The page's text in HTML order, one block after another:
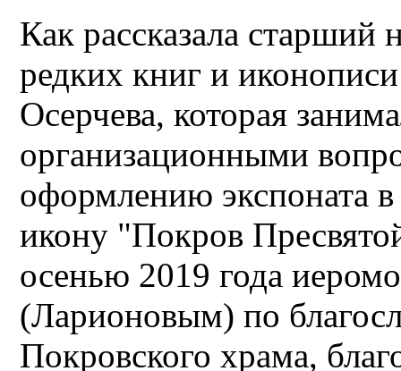
Как рассказала старший
редких книг и
Осерчева, которая
организационными
оформлению экспоната
икону "Покров
осенью 2019 года
(Ларионовым) по
Покровского храма,